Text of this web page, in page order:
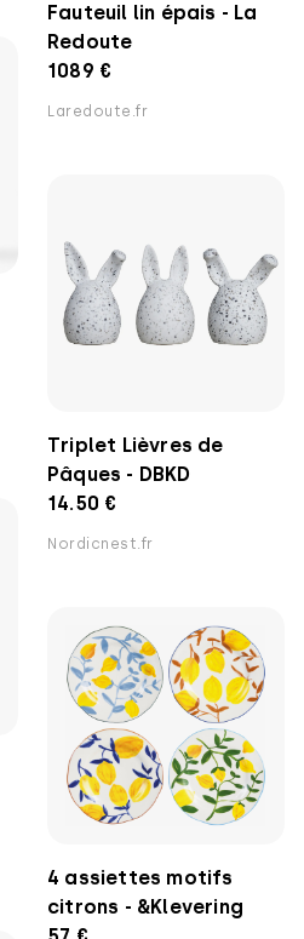
Fauteuil lin épais - La
Redoute
1089 €
Laredoute.fr
Triplet Lièvres de
Pâques - DBKD
14.50 €
Nordicnest.fr
4 assiettes motifs
citrons - &Klevering